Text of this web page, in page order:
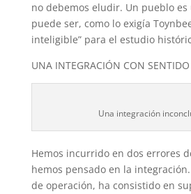
no debemos eludir. Un pueblo
puede ser, como lo exigía
inteligible” para el estudio
UNA INTEGRACIÓN CON SENTIDO
Una integración
Hemos incurrido en dos errores
hemos pensado en la
de operación, ha consistido en